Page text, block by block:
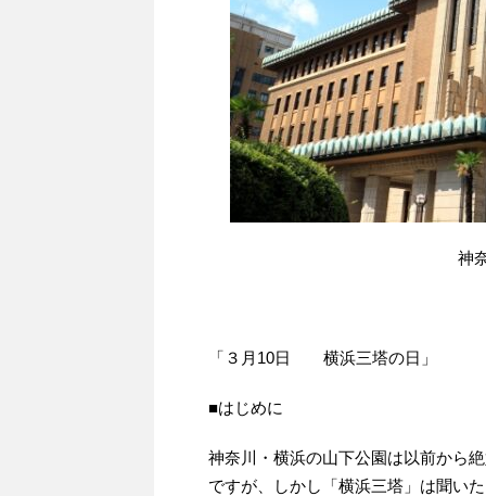
神
「３月10日 横浜三塔の日」
■はじめに
神奈川・横浜の山下公園は以前から
ですが、しかし「横浜三塔」は聞い